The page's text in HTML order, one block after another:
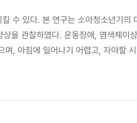
수 있다. 본 연구는 소아청소년기
을 관찰하였다. 운동장애, 염색체이
아침에 일어나기 어렵고, 자야할
은 환자에서 관찰되었다. 결론:소